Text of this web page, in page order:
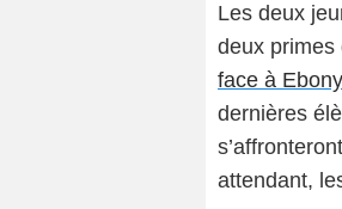
Les deux
deux primes
face à Ebony
dernières
attendant,